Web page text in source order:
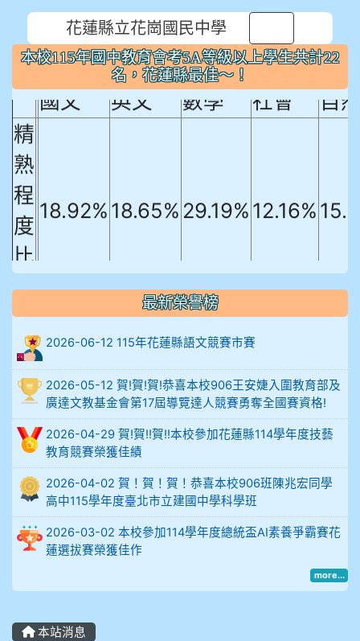
花蓮縣立花崗國民中學
本校115年國中教育會考5A等級以上學生共計22
名，花蓮縣最佳～！
本校115年國中教育會考5A等級以上
學生共計22名，花蓮縣最佳～！
國文
英文 數學 社會
自
精
熟
程
度
比
例
18.92% 18.65% 29.19% 12.16%
906陳兆宏 5A10+ 作文5
912余 嘉 5A10+
914謝佩臻 5A10+
902蘇奕愷
903陳品帆
904彭子庭
905蔣昇和
905周沛蓉
905鄭瑀安
最新榮譽榜
2026-06-12 115年花蓮縣語文競賽市賽
2026-05-12 賀!賀!賀!恭喜本校906王安婕入圍教育部及
廣達文教基金會第17屆導覽達人競賽勇奪全國賽資格!
2026-04-29 賀!賀!!賀!!本校參加花蓮縣114學年度技藝
教育競賽榮獲佳績
2026-04-02 賀！賀！賀！恭喜本校906班陳兆宏同學
高中115學年度臺北市立建國中學科學班
2026-03-02 本校參加114學年度總統盃AI素養爭霸賽花
蓮選拔賽榮獲佳作
more...
本站消息